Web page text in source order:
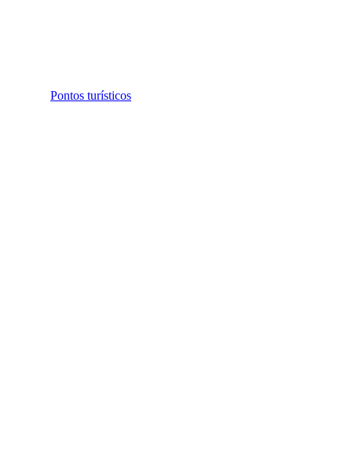
Pontos turísticos